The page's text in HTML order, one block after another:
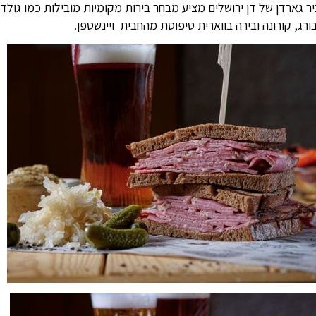
גארדן של דן ירושלים מציע מבחר בירות מקומיות מובילות כמו
קורונה ובירה בווארית טיפוסת מהחבית  ויינשטפן.